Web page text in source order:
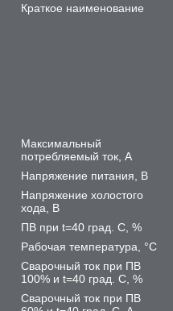
Краткое наименование
Максимальный
потребляемый ток, А
Напряжение питания, В
Напряжение холостого
хода, В
ПВ при t=40 град. С, %
Рабочая температура, °C
Сварочный ток при ПВ
100% и t=40 град. С, %
Сварочный ток при ПВ